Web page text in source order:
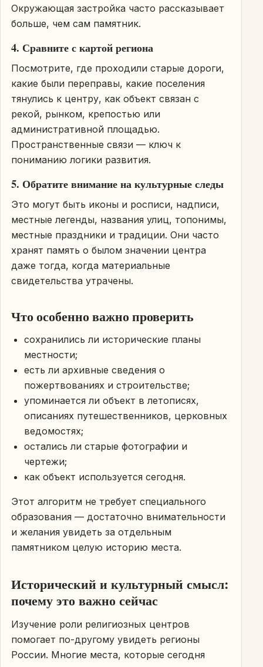
Окружающая застройка часто рассказывает
больше, чем сам памятник.
4. Сравните с картой региона
Посмотрите, где проходили старые дороги,
какие были переправы, какие поселения
тянулись к центру, как объект связан с
рекой, рынком, крепостью или
административной площадью.
Пространственные связи — ключ к
пониманию логики развития.
5. Обратите внимание на культурные следы
Это могут быть иконы и росписи, надписи,
местные легенды, названия улиц, топонимы,
местные праздники и традиции. Они часто
хранят память о былом значении центра
даже тогда, когда материальные
свидетельства утрачены.
Что особенно важно проверить
сохранились ли исторические планы
местности;
есть ли архивные сведения о
пожертвованиях и строительстве;
упоминается ли объект в летописях,
описаниях путешественников, церковных
ведомостях;
остались ли старые фотографии и
чертежи;
как объект используется сегодня.
Этот алгоритм не требует специального
образования — достаточно внимательности
и желания увидеть за отдельным
памятником целую историю места.
Исторический и культурный смысл:
почему это важно сейчас
Изучение роли религиозных центров
помогает по-другому увидеть регионы
России. Многие места, которые сегодня